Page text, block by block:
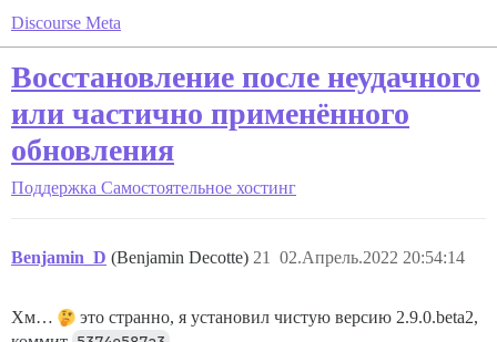
Discourse Meta
Восстановление после неудачного
или частично применённого
обновления
Поддержка Самостоятельное хостинг
Benjamin_D (Benjamin Decotte) 02.Апрель.2022 20:54:14
21
Хм…
это странно, я установил чистую версию 2.9.0.beta2,